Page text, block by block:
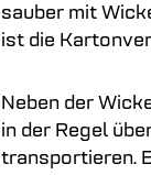
sauber mit
ist die
Neben der
in der Regel
transportieren.